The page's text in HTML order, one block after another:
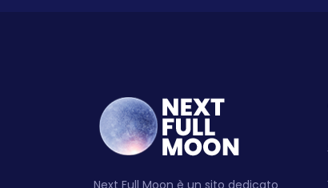
Next Full Moon è un sito dedicato